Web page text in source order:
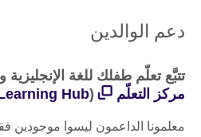
دعم الوالدين
​تتبَّع تعلّم طفلك للغة
مركز التعلّم
(
Hub
معلمونا الداعمون ليسوا